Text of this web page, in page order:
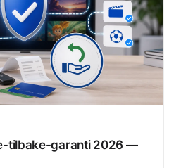
tilbake-garanti 2026 —